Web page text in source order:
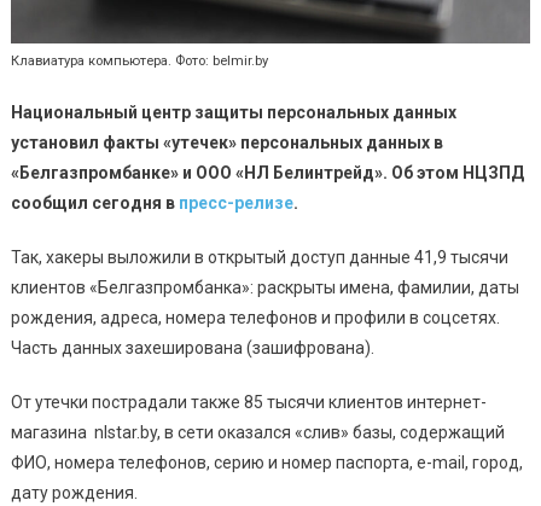
Клавиатура компьютера. Фото: belmir.by
Национальный центр защиты персональных данных
установил факты «утечек» персональных данных в
«Белгазпромбанке» и ООО «НЛ Белинтрейд». Об этом НЦЗПД
сообщил сегодня в пресс-релизе.
Так, хакеры выложили в открытый доступ данные 41,9 тысячи
клиентов «Белгазпромбанка»: раскрыты имена, фамилии, даты
рождения, адреса, номера телефонов и профили в соцсетях.
Часть данных захеширована (зашифрована).
От утечки пострадали также 85 тысячи клиентов интернет-
магазина nlstar.by, в сети оказался «слив» базы, содержащий
ФИО, номера телефонов, серию и номер паспорта, e-mail, город,
дату рождения.